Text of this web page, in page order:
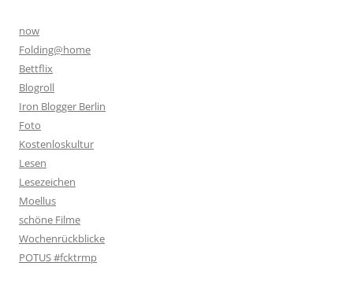
now
Folding@home
Bettflix
Blogroll
Iron Blogger Berlin
Foto
Kostenloskultur
Lesen
Lesezeichen
Moellus
schöne Filme
Wochenrückblicke
POTUS #fcktrmp